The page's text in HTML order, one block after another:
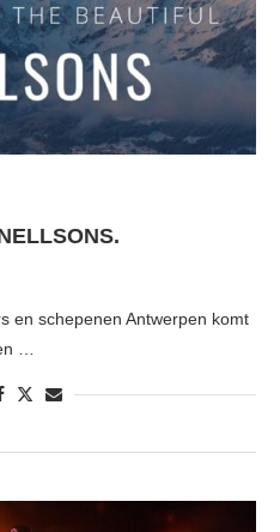
en schepenen Antwerpen komt
…